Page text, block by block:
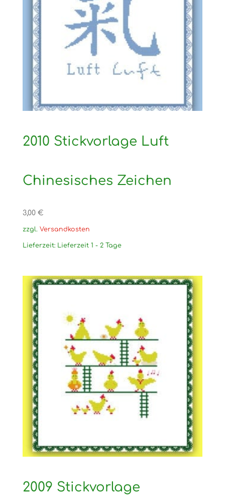
2010 Stickvorlage Luft
Chinesisches Zeichen
3,00 €
zzgl. Versandkosten
Lieferzeit: Lieferzeit 1 - 2 Tage
2009 Stickvorlage